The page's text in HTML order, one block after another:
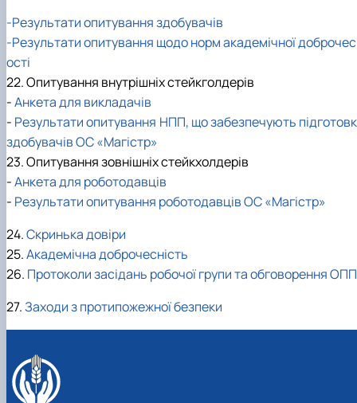
-Результати опитування здобувачів
-Результати опитування щодо норм академічної
ості
22. Опитування внутрішніх стейкголдерів
-Анкета для викладачів
- Результати опитування НПП, що забезпечують
здобувачів ОС «Магістр»
23. Опитування зовнішніх стейкхолдерів
-Анкета для роботодавців
- Результати опитування роботодавців ОС «Магістр»
24.Скринька довіри
25.Академічна доброчесність
26. Протоколи засідань робочої групи та обговорення ОПП
27.Заходи з протипожежної безпеки